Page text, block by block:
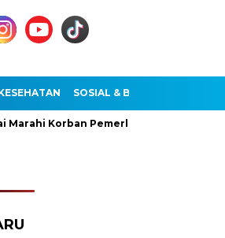
SOSIAL & BUDAYA
Korban Pemerkosaan